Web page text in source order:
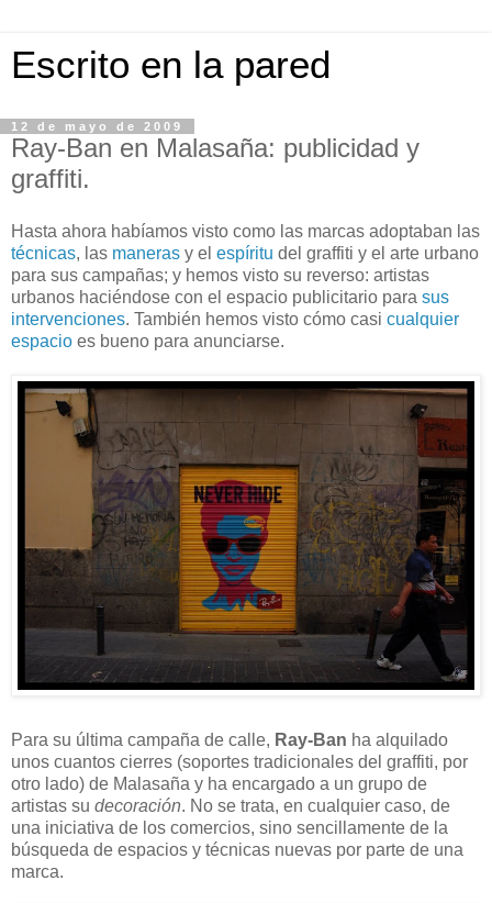
Escrito en la pared
12 de mayo de 2009
Ray-Ban en Malasaña: publicidad y
graffiti.
Hasta ahora habíamos visto como las marcas adoptaban las
técnicas, las maneras y el espíritu del graffiti y el arte urbano
para sus campañas; y hemos visto su reverso: artistas
urbanos haciéndose con el espacio publicitario para sus
intervenciones. También hemos visto cómo casi cualquier
espacio es bueno para anunciarse.
Para su última campaña de calle, Ray-Ban ha alquilado
unos cuantos cierres (soportes tradicionales del graffiti, por
otro lado) de Malasaña y ha encargado a un grupo de
artistas su decoración. No se trata, en cualquier caso, de
una iniciativa de los comercios, sino sencillamente de la
búsqueda de espacios y técnicas nuevas por parte de una
marca.